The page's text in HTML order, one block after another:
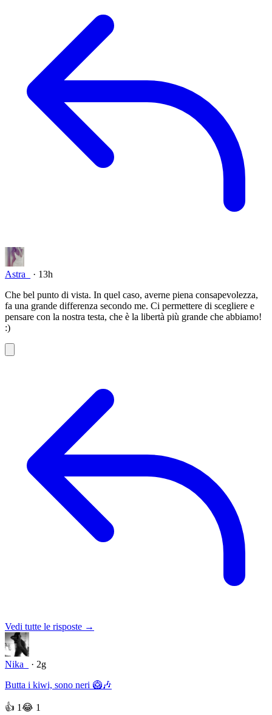
Astra_
· 13h
Che bel punto di vista. In quel caso, averne piena consapevolezza,
fa una grande differenza secondo me. Ci permettere di scegliere e
pensare con la nostra testa, che è la libertà più grande che abbiamo!
:)
Vedi tutte le risposte →
Nika_
· 2g
Butta i kiwi, sono neri 🥝🎶
👍 1😂 1